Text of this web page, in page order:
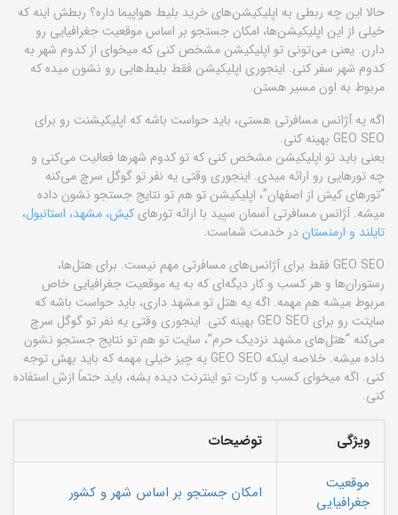
حالا این چه ربطی به اپلیکیشن‌های خرید بلیط هواپیما داره؟ ربطش اینه که
خیلی از این اپلیکیشن‌ها، امکان جستجو بر اساس موقعیت جغرافیایی رو
دارن. یعنی می‌تونی تو اپلیکیشن مشخص کنی که میخوای از کدوم شهر به
کدوم شهر سفر کنی. اینجوری اپلیکیشن فقط بلیط‌هایی رو نشون میده که
مربوط به اون مسیر هستن.
اگه یه آژانس مسافرتی هستی، باید حواست باشه که اپلیکیشنت رو برای
GEO SEO بهینه کنی.
یعنی باید تو اپلیکیشن مشخص کنی که تو کدوم شهرها فعالیت می‌کنی و
چه تورهایی رو ارائه میدی. اینجوری وقتی یه نفر تو گوگل سرچ می‌کنه
“تورهای کیش از اصفهان”، اپلیکیشن تو هم تو نتایج جستجو نشون داده
میشه. آژانس مسافرتی آسمان سپید با ارائه تورهایکیش، مشهد، استانبول،
تایلند و ارمنستان در خدمت شماست.
GEO SEO فقط برای آژانس‌های مسافرتی مهم نیست. برای هتل‌ها،
رستوران‌ها و هر کسب و کار دیگه‌ای که به یه موقعیت جغرافیایی خاص
مربوط میشه هم مهمه. اگه یه هتل تو مشهد داری، باید حواست باشه که
سایتت رو برای GEO SEO بهینه کنی. اینجوری وقتی یه نفر تو گوگل سرچ
می‌کنه “هتل‌های مشهد نزدیک حرم”، سایت تو هم تو نتایج جستجو نشون
داده میشه. خلاصه اینکه GEO SEO یه چیز خیلی مهمه که باید بهش توجه
کنی. اگه میخوای کسب و کارت تو اینترنت دیده بشه، باید حتماً ازش استفاده
کنی.
ویژگی
توضیحات
موقعیت
جغرافیایی
امکان جستجو بر اساس شهر و کشور